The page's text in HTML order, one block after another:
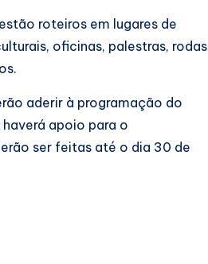
roteiros em lugares de
oficinas, palestras, rodas
aderir à programação do
apoio para o
ser feitas até o dia 30 de